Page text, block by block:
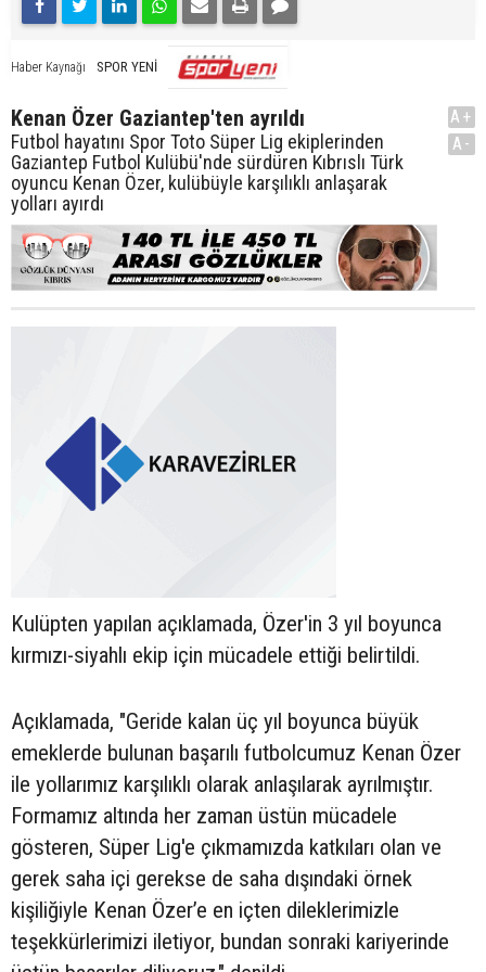
Haber Kaynağı SPOR YENİ
Kenan Özer Gaziantep'ten ayrıldı
Futbol hayatını Spor Toto Süper Lig ekiplerinden
Gaziantep Futbol Kulübü'nde sürdüren Kıbrıslı Türk
oyuncu Kenan Özer, kulübüyle karşılıklı anlaşarak
yolları ayırdı
A+
A-
Kulüpten yapılan açıklamada, Özer'in 3 yıl boyunca
kırmızı-siyahlı ekip için mücadele ettiği belirtildi.
Açıklamada, "Geride kalan üç yıl boyunca büyük
emeklerde bulunan başarılı futbolcumuz Kenan Özer
ile yollarımız karşılıklı olarak anlaşılarak ayrılmıştır.
Formamız altında her zaman üstün mücadele
gösteren, Süper Lig'e çıkmamızda katkıları olan ve
gerek saha içi gerekse de saha dışındaki örnek
kişiliğiyle Kenan Özer’e en içten dileklerimizle
teşekkürlerimizi iletiyor, bundan sonraki kariyerinde